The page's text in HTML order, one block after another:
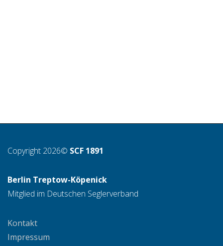
Copyright 2026© SCF 1891
Berlin Treptow-Köpenick
Mitglied im Deutschen Seglerverband
Kontakt
Impressum